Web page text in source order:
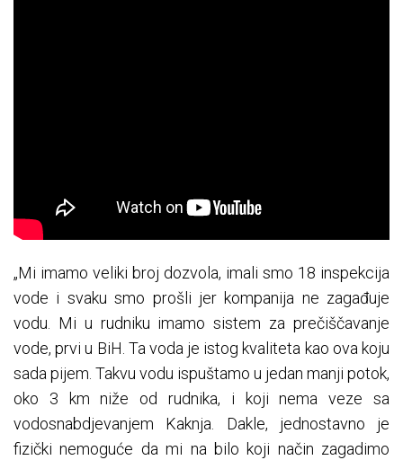
„Mi imamo veliki broj dozvola, imali smo 18 inspekcija
vode i svaku smo prošli jer kompanija ne zagađuje
vodu. Mi u rudniku imamo sistem za prečiščavanje
vode, prvi u BiH. Ta voda je istog kvaliteta kao ova koju
sada pijem. Takvu vodu ispuštamo u jedan manji potok,
oko 3 km niže od rudnika, i koji nema veze sa
vodosnabdjevanjem Kaknja. Dakle, jednostavno je
fizički nemoguće da mi na bilo koji način zagadimo